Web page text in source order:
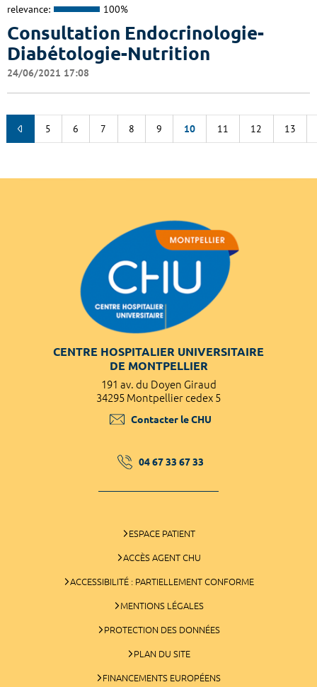
relevance: 100%
Consultation Endocrinologie-
Diabétologie-Nutrition
24/06/2021 17:08
5 6 7 8 9 10 11 12 13
CENTRE HOSPITALIER UNIVERSITAIRE
DE MONTPELLIER
191 av. du Doyen Giraud
34295 Montpellier cedex 5
Contacter le CHU
04 67 33 67 33
ESPACE PATIENT
ACCÈS AGENT CHU
ACCESSIBILITÉ : PARTIELLEMENT CONFORME
MENTIONS LÉGALES
PROTECTION DES DONNÉES
PLAN DU SITE
FINANCEMENTS EUROPÉENS